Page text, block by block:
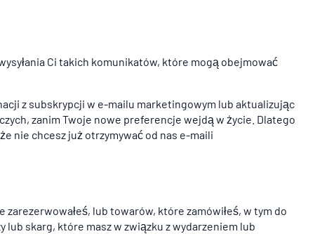
Ci takich komunikatów, które mogą obejmować
z subskrypcji w e-mailu marketingowym lub aktualizując
zanim Twoje nowe preferencje wejdą w życie. Dlatego
nie chcesz już otrzymywać od nas e-maili
lub towarów, które zamówiłeś, w tym do
skarg, które masz w związku z wydarzeniem lub